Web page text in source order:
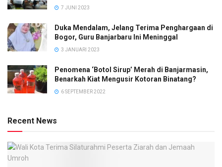
7 JUNI 2023
Duka Mendalam, Jelang Terima Penghargaan di
Bogor, Guru Banjarbaru Ini Meninggal
3 JANUARI 2023
Penomena ‘Botol Sirup’ Merah di Banjarmasin,
Benarkah Kiat Mengusir Kotoran Binatang?
6 SEPTEMBER 2022
Recent News